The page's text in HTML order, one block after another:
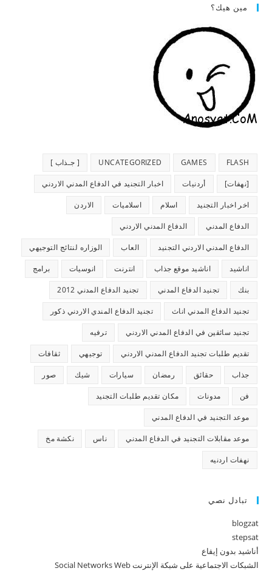
مين هيك؟
FLASH
GAMES
UNCATEGORIZED [ جـذاب ]
[نهفات] أردنيات اخبار التجنيد في الدفاع المدني الاردني
اخر اخبار التجنيد اسلام اسلاميات الاردن
الدفاع المدني الدفاع المدني الاردني
الدفاع المدني الاردني التجنيد العاب الوزاره لنتائج التوجيهي
اناشيد اناشيد موقع جذاب انترنت انوسيات برامج
بنك تجنيد الدفاع المدني تجنيد الدفاع المدني 2012
تجنيد الدفاع المدني اناث تجنيد الدفاع المندي الاردني ذكور
تجنيد سائقين في الدفاع المدني الاردني ترفيه
تقديم طلبات تجنيد الدفاع المدني الاردني توجيهي ثقافات
جذاب حقائق رمضان سيارات شيك صور
فن مدونات مكان تقديم طلبات التجنيد
موعد التجنيد في الدفاع المدني
موعد مقابلات التجنيد في الدفاع المدني ناس نكشة مخ
نهفات اردنيه
تبادل نصي
blogzat
stepsat
أناشيد بدون إيقاع
الشبكات الاجتماعية على شبكة الإنترنت Social Networks Web